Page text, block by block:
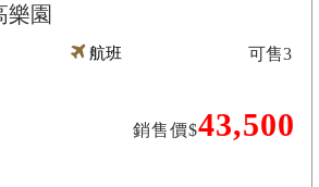
樂園
航班
銷售價$43,500
可售3